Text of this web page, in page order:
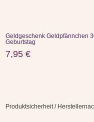
Geldgeschenk Geldpfännchen
Geburtstag
7,95€
Produktsicherheit /